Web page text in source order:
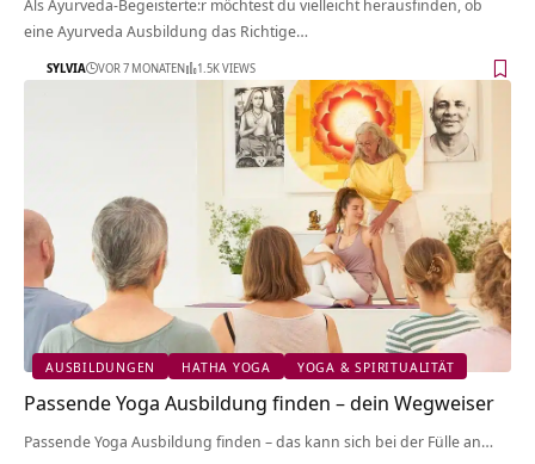
Als Ayurveda-Begeisterte:r möchtest du vielleicht herausfinden, ob
eine Ayurveda Ausbildung das Richtige…
SYLVIA VOR 7 MONATEN 1.5K VIEWS
AUSBILDUNGEN HATHA YOGA YOGA & SPIRITUALITÄT
Passende Yoga Ausbildung finden – dein Wegweiser
Passende Yoga Ausbildung finden – das kann sich bei der Fülle an…